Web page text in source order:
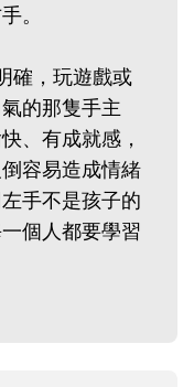
。
確，玩遊戲或
的那隻手主
、有成就感，
容易造成情緒
手不是孩子的
個人都要學習